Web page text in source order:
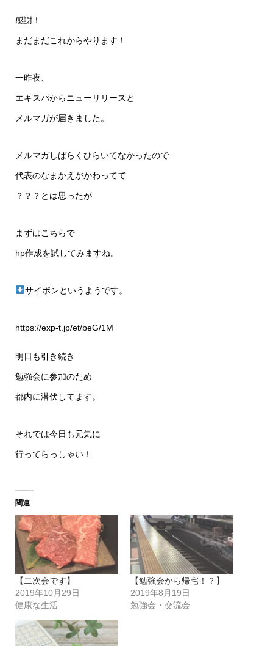
感謝！
まだまだこれからやります！
一昨夜、
エキスパからニューリリースと
メルマガが届きました。
メルマガしばらくひらいてなかったので
代表のなまかえがかわってて
？？？とは思ったが
まずはこちらで
hp作成を試してみますね。
サイポンというようです。
https://exp-t.jp/et/beG/1M
明日も引き続き
勉強会に参加のため
都内に潜伏してます。
それでは今日も元気に
行ってらっしゃい！
関連
【二次会です】
2019年10月29日
健康な生活
【勉強会から帰宅！？】
2019年8月19日
勉強会・交流会